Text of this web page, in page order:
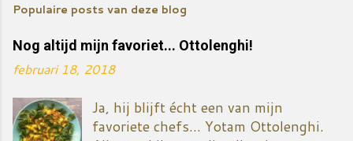
n
e
a
c
t
Populaire posts van deze blog
Nog altijd mijn favoriet... Ottolenghi!
februari 18, 2018
Ja, hij blijft écht een van mijn
favoriete chefs... Yotam Ottolenghi.